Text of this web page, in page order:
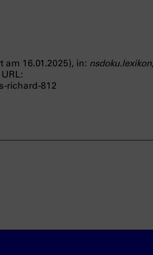
16.01.2025), in: nsdoku.lexikon
richard-812